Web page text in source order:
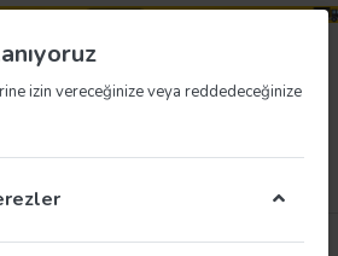
izin vereceğinize veya reddedeceğinize